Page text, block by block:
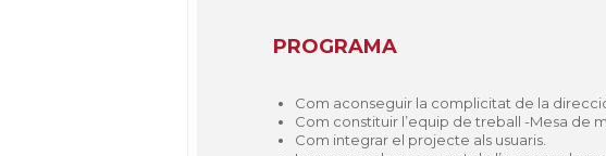
PROGRAMA
Com aconseguir la complicitat de la
Com constituir l’equip de treball -Mesa de
Com integrar el projecte als usuaris.